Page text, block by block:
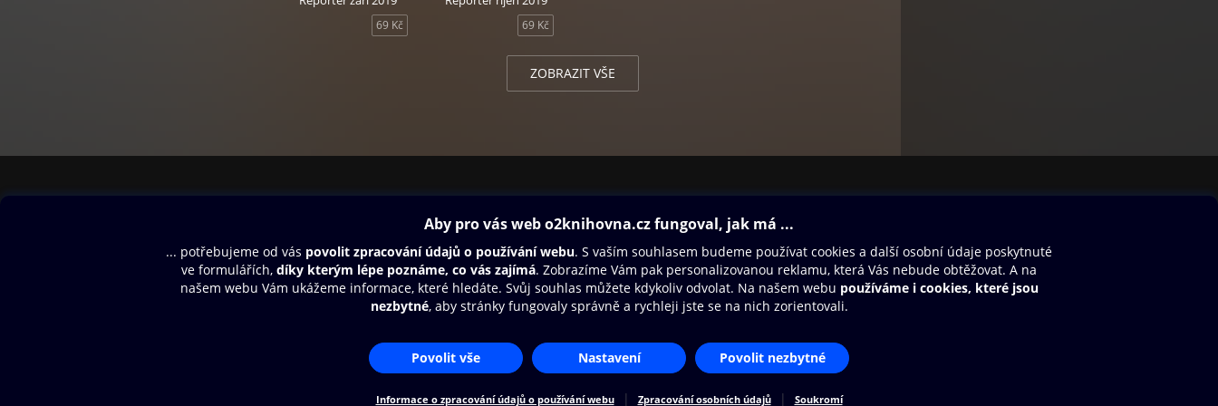
69 Kč 69 Kč
ZOBRAZIT VŠE
Aplikace a hry
SMS/MMS Info
Blog
Dárkový poukaz
Nápověda
Napište nám
Oneplay Originály
Sport
Nákupní řád Přístupnost Zásady zpracování osobních údajů Cookies Nastavení cookies